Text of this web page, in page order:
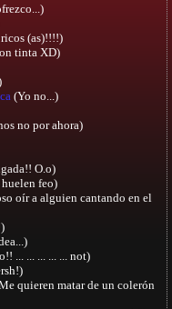
(as)!!!!)
tinta XD)
(Yo no...)
no por ahora)
O.o)
feo)
oír a alguien cantando en el
... ... ... ... ... not)
quieren matar de un colerón